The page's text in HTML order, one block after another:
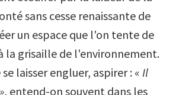
sans cesse renaissante de
un espace que l'on tente de
la grisaille de l'environnement.
laisser engluer, aspirer : « Il
, entend-on souvent dans les